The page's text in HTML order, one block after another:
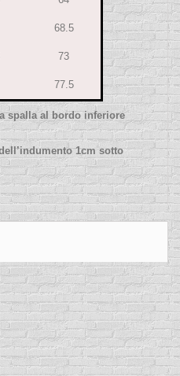
68.5
73
77.5
spalla al bordo inferiore
1cm sotto